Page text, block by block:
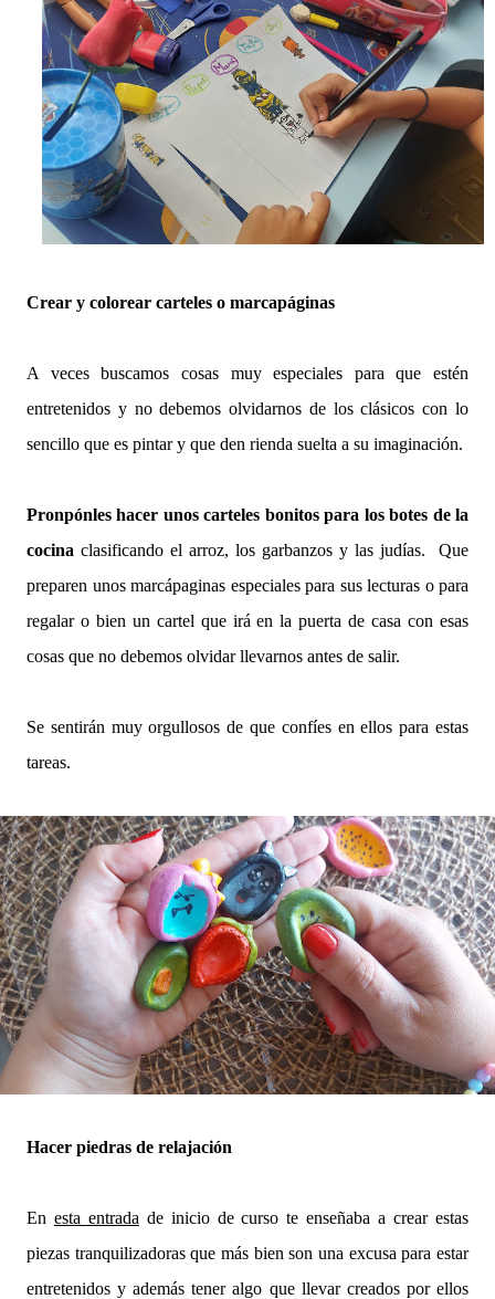
Crear y colorear carteles o marcapáginas
A veces buscamos cosas muy especiales para que estén
entretenidos y no debemos olvidarnos de los clásicos con lo
sencillo que es pintar y que den rienda suelta a su imaginación.
Pronpónles hacer unos carteles bonitos para los botes de la
cocina clasificando el arroz, los garbanzos y las judías. Que
preparen unos marcápaginas especiales para sus lecturas o para
regalar o bien un cartel que irá en la puerta de casa con esas
cosas que no debemos olvidar llevarnos antes de salir.
Se sentirán muy orgullosos de que confíes en ellos para estas
tareas.
Hacer piedras de relajación
En esta entrada de inicio de curso te enseñaba a crear estas
piezas tranquilizadoras que más bien son una excusa para estar
entretenidos y además tener algo que llevar creados por ellos